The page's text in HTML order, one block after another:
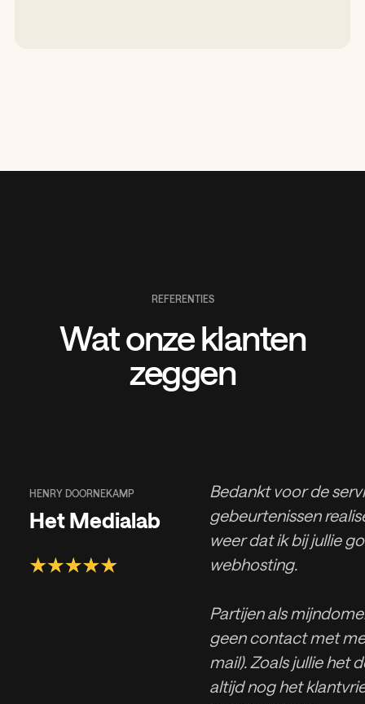
REFERENTIES
Wat onze klanten
zeggen
HENRY DOORNEKAMP
Het Medialab
Bedankt voor de
gebeurtenissen
weer dat ik bij jullie
webhosting.
Partijen als
geen contact met
mail). Zoals jullie het
altijd nog het